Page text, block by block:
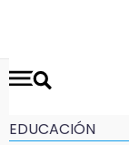
EDUCACIÓN